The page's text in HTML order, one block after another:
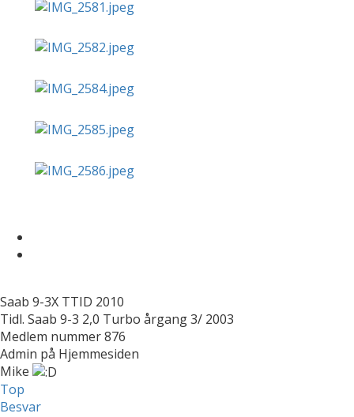
Saab 9-3X TTID 2010
Tidl. Saab 9-3 2,0 Turbo årgang 3/ 2003
Medlem nummer 876
Admin på Hjemmesiden
Mike
Top
Besvar